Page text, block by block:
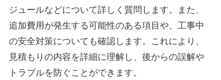
ジュールなどについて詳しく質問します。また、
追加費用が発生する可能性のある項目や、工事中
の安全対策についても確認します。これにより、
見積もりの内容を詳細に理解し、後からの誤解や
トラブルを防ぐことができます。